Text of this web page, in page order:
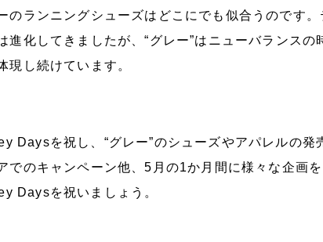
のランニングシューズはどこにでも似合うのです
進化してきましたが、“グレー”はニューバランス
現し続けています。
Daysを祝し、“グレー”のシューズやアパレルの
でのキャンペーン他、5月の1か月間に様々な企画
Daysを祝いましょう。